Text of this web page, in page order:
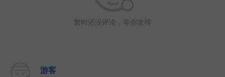
暂时还没评论，等你发挥
游客